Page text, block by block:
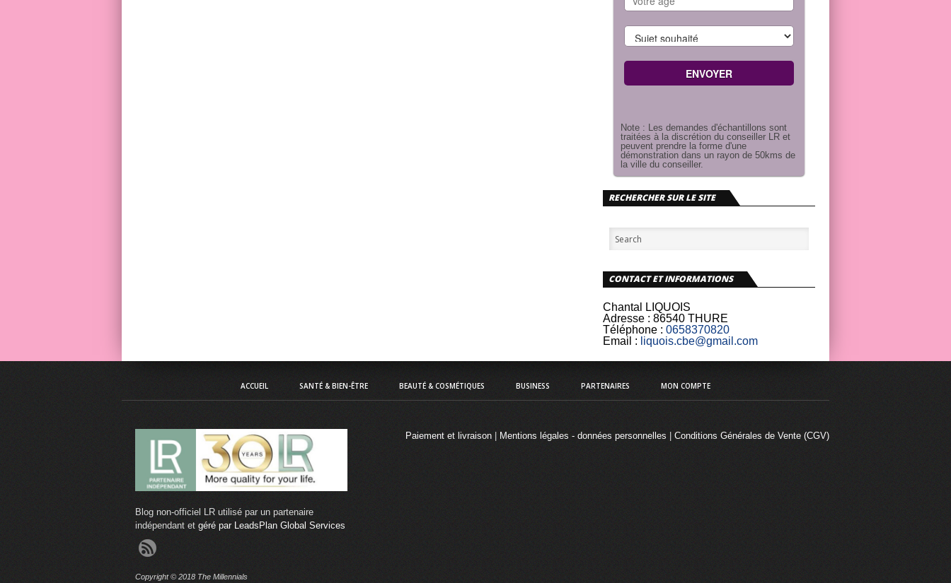
Note : Les demandes d'échantillons sont
traitées à la discrétion du conseiller LR et
peuvent prendre la forme d'une
démonstration dans un rayon de 50kms de
la ville du conseiller.
RECHERCHER SUR LE SITE
CONTACT ET INFORMATIONS
Chantal LIQUOIS
Adresse : 86540 THURE
Téléphone : 0658370820
Email : liquois.cbe@gmail.com
ACCUEIL SANTÉ & BIEN-ÊTRE BEAUTÉ & COSMÉTIQUES BUSINESS PARTENAIRES MON COMPTE
Blog non-officiel LR utilisé par un partenaire
indépendant et géré par LeadsPlan Global Services
Copyright © 2018 The Millennials
Paiement et livraison Mentions légales - données personnelles Conditions Générales de Vente (CGV)